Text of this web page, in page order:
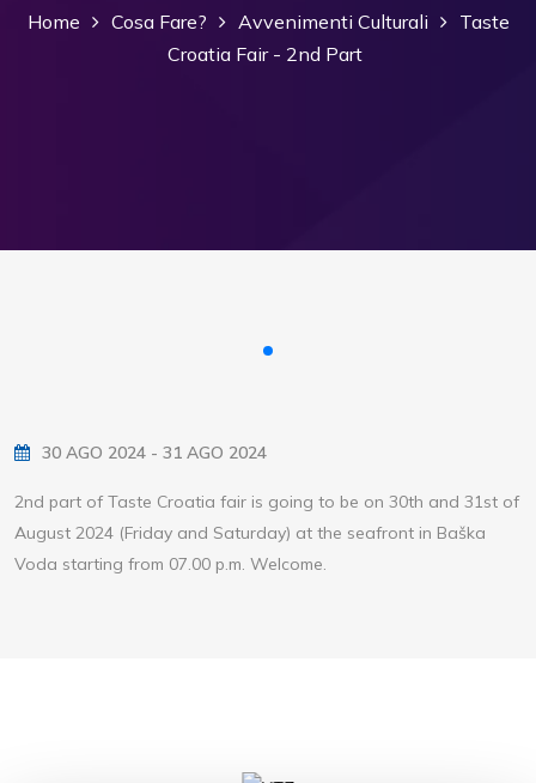
Home Cosa Fare? Avvenimenti Culturali
Taste
Croatia Fair - 2nd Part
30 AGO 2024 - 31 AGO 2024
2nd part of Taste Croatia fair is going to be on 30th and 31st of
August 2024 (Friday and Saturday) at the seafront in Baška
Voda starting from 07.00 p.m. Welcome.